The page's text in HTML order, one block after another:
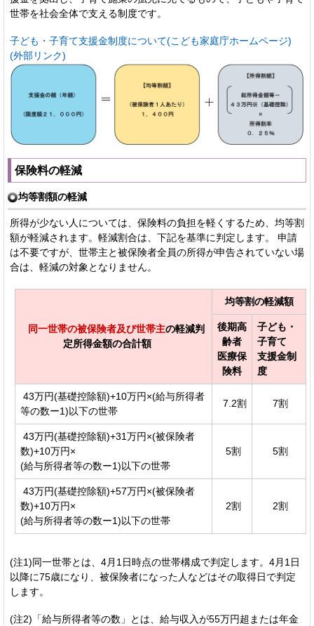
世帯を社会全体で支える制度です。
子ども・子育て支援金制度について(こども家庭庁ホームページ)
(外部リンク)
保険料の軽減
均等割額の軽減
所得が少ない人については、保険料の負担を軽くするため、均等割
額が軽減されます。軽減割合は、下記を基準に判定します。 申請
は不要ですが、世帯主と被保険者全員の所得が申告されていない場
合は、軽減の対象となりません。
同一世帯の被保険者及び世帯主の軽減判
定所得金額の合計額
均等割の軽減額
後期高
齢者
医療保
険料
子ども・
子育て
支援金制
度
43万円(基礎控除額)+10万円×(給与所得者
等の数ー1)以下の世帯
7.2割 7割
43万円(基礎控除額)+31万円×(被保険者
数)+10万円×
(給与所得者等の数ー1)以下の世帯
5割 5割
43万円(基礎控除額)+57万円×(被保険者
数)+10万円×
(給与所得者等の数ー1)以下の世帯
2割 2割
(注1)同一世帯とは、4月1日時点の世帯構成で判定します。4月1日
以降に75歳になり、被保険者になった人などはその取得日で判定
します。
(注2)「給与所得者等の数」とは、給与収入が55万円超または年金